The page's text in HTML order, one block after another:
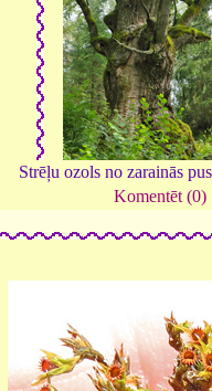
Strēļu ozols no zarainās
Komentēt (0)